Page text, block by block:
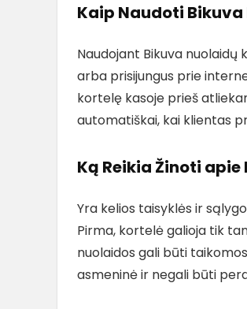
Kaip Naudoti
Naudojant Bikuva nuolaidų
arba prisijungus prie
kortelę kasoje prieš
automatiškai, kai klientas
Ką Reikia Žinoti
Yra kelios taisyklės ir
Pirma, kortelė galioja tik
nuolaidos gali būti
asmeninė ir negali būti